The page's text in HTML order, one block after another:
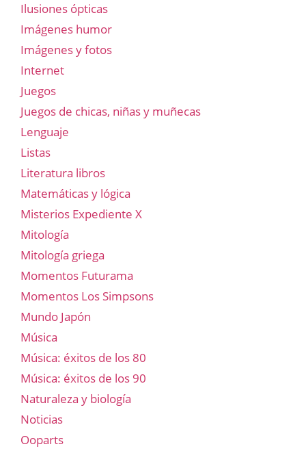
Ilusiones ópticas
Imágenes humor
Imágenes y fotos
Internet
Juegos
Juegos de chicas, niñas y muñecas
Lenguaje
Listas
Literatura libros
Matemáticas y lógica
Misterios Expediente X
Mitología
Mitología griega
Momentos Futurama
Momentos Los Simpsons
Mundo Japón
Música
Música: éxitos de los 80
Música: éxitos de los 90
Naturaleza y biología
Noticias
Ooparts